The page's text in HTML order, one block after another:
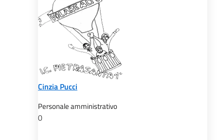
Cinzia Pucci
Personale amministrativo
0